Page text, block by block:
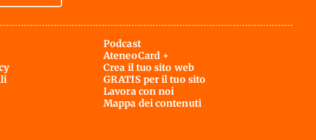
Podcast
AteneoCard +
Crea il tuo sito web
GRATIS per il tuo sito
Lavora con noi
Mappa dei contenuti